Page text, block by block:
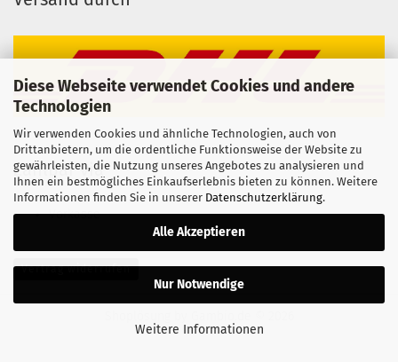
Diese Webseite verwendet Cookies und andere
Technologien
Wir verwenden Cookies und ähnliche Technologien, auch von
Drittanbietern, um die ordentliche Funktionsweise der Website zu
gewährleisten, die Nutzung unseres Angebotes zu analysieren und
Ihnen ein bestmögliches Einkaufserlebnis bieten zu können. Weitere
Informationen finden Sie in unserer Datenschutzerklärung.
Alle Akzeptieren
Nur Notwendige
Weitere Informationen
Zahlbar via
Vorkasse
Vertrag widerrufen